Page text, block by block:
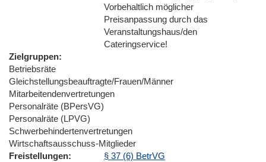
Vorbehaltlich möglicher
Preisanpassung durch das
Veranstaltungshaus/den
Cateringservice!
Zielgruppen
Betriebsräte
Gleichstellungsbeauftragte/Frauen/Männer
Mitarbeitendenvertretungen
Personalräte (BPersVG)
Personalräte (LPVG)
Schwerbehindertenvertretungen
Wirtschaftsausschuss-Mitglieder
Freistellungen
§ 37 (6) BetrVG